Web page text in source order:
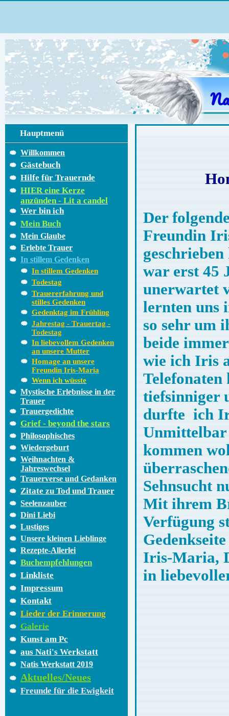
Hauptmenü
Willkommen
Gästebuch
Hilfe für Trauernde
HIER eine Kerze
anzünden - Lit a candel
Wer bin ich
Mein Buch
Mein Glaube
Erlebte Trauer
In stillem Gedenken
In stillem Gedenken
Todestag
Trauererfahrung und
stilles Gedenken
Gedenktag im Frühling
Jahrestag - Trauertag -
Todestag
In liebevollem Gedenken
an unsere Mutter
Homage an unsere
Freundin Iris-Maria
Wenn ich wüsste
Mystische Erlebnisse in der
Trauer
Trauergedichte
Grief - beyond the stars
Philosophisches
Wiedergeburt
Weihnachten &
Jahreswechsel
Trauerverse und Gedanken
Zitate zu Tod und Trauer
Seelenzauber
Dini Liebi
Lustiges
Unsere kleinen Lieblinge
Rezepte-Allerlei
Buchempfehlungen
Linkliste
Impressum
Kontakt
Lieder der Erinnerung
Galerie
Kunst am Pc
aus Nati's Werkstatt
Natis Werkstatt 2019
Aktuelles/Neues
Freunde für die Ewigkeit
Der
Freundin
war erst 45
unerwartet
lernten uns
so sehr um
beide
wie ich Iris
Telefonaten
tiefsinniger
durfte ich
Unmittelbar
kommen
Sehnsucht
Mit ihrem
Verfügung
Iris-Maria,
in